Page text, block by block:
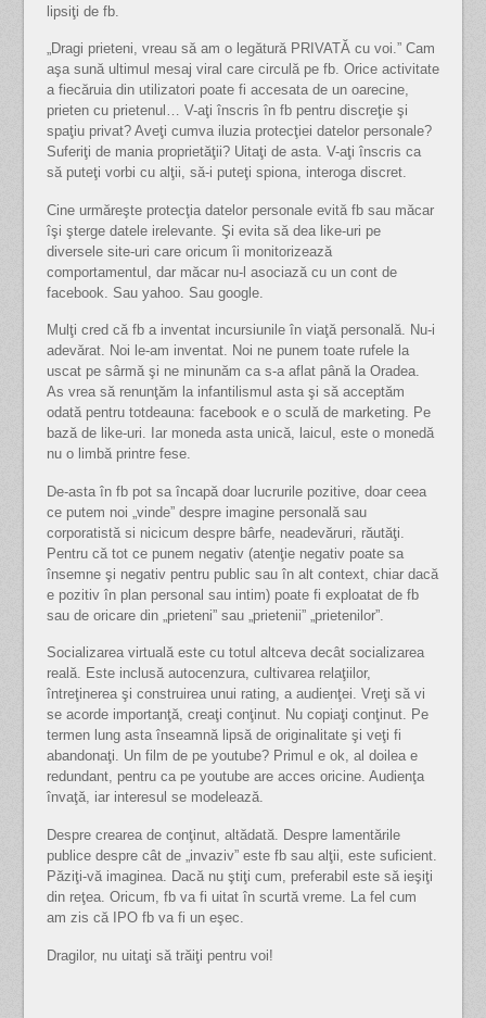
lipsiţi de fb.
„Dragi prieteni, vreau să am o legătură PRIVATĂ cu voi.” Cam
aşa sună ultimul mesaj viral care circulă pe fb. Orice activitate
a fiecăruia din utilizatori poate fi accesata de un oarecine,
prieten cu prietenul… V-aţi înscris în fb pentru discreţie şi
spaţiu privat? Aveţi cumva iluzia protecţiei datelor personale?
Suferiţi de mania proprietăţii? Uitaţi de asta. V-aţi înscris ca
să puteţi vorbi cu alţii, să-i puteţi spiona, interoga discret.
Cine urmăreşte protecţia datelor personale evită fb sau măcar
îşi şterge datele irelevante. Şi evita să dea like-uri pe
diversele site-uri care oricum îi monitorizează
comportamentul, dar măcar nu-l asociază cu un cont de
facebook. Sau yahoo. Sau google.
Mulţi cred că fb a inventat incursiunile în viaţă personală. Nu-i
adevărat. Noi le-am inventat. Noi ne punem toate rufele la
uscat pe sârmă şi ne minunăm ca s-a aflat până la Oradea.
As vrea să renunţăm la infantilismul asta şi să acceptăm
odată pentru totdeauna: facebook e o sculă de marketing. Pe
bază de like-uri. Iar moneda asta unică, laicul, este o monedă
nu o limbă printre fese.
De-asta în fb pot sa încapă doar lucrurile pozitive, doar ceea
ce putem noi „vinde” despre imagine personală sau
corporatistă si nicicum despre bârfe, neadevăruri, răutăţi.
Pentru că tot ce punem negativ (atenţie negativ poate sa
însemne şi negativ pentru public sau în alt context, chiar dacă
e pozitiv în plan personal sau intim) poate fi exploatat de fb
sau de oricare din „prieteni” sau „prietenii” „prietenilor”.
Socializarea virtuală este cu totul altceva decât socializarea
reală. Este inclusă autocenzura, cultivarea relaţiilor,
întreţinerea şi construirea unui rating, a audienţei. Vreţi să vi
se acorde importanţă, creaţi conţinut. Nu copiaţi conţinut. Pe
termen lung asta înseamnă lipsă de originalitate şi veţi fi
abandonaţi. Un film de pe youtube? Primul e ok, al doilea e
redundant, pentru ca pe youtube are acces oricine. Audienţa
învaţă, iar interesul se modelează.
Despre crearea de conţinut, altădată. Despre lamentările
publice despre cât de „invaziv” este fb sau alţii, este suficient.
Păziţi-vă imaginea. Dacă nu ştiţi cum, preferabil este să ieşiţi
din reţea. Oricum, fb va fi uitat în scurtă vreme. La fel cum
am zis că IPO fb va fi un eşec.
Dragilor, nu uitaţi să trăiţi pentru voi!